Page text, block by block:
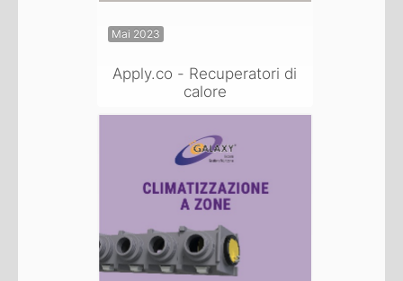
Mai 2023
Apply.co - Recuperatori di
calore